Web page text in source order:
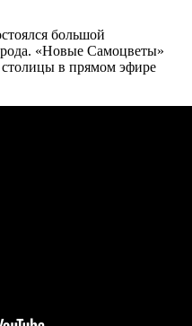
большой
«Новые Самоцветы»
в прямом эфире